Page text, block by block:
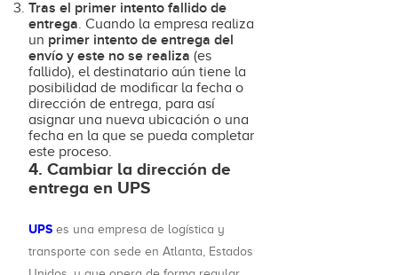
Tras el primer intento fallido de
entrega. Cuando la empresa realiza
un primer intento de entrega del
envío y este no se realiza (es
fallido), el destinatario aún tiene la
posibilidad de modificar la fecha o
dirección de entrega, para así
asignar una nueva ubicación o una
fecha en la que se pueda completar
este proceso.
4. Cambiar la dirección de
entrega en UPS
UPS es una empresa de logística y
transporte con sede en Atlanta, Estados